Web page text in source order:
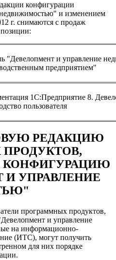
конфигурации
и изменением
г. снимаются с продаж
"Девелопмент и управление
предприятием"
1С:Предприятие 8.
пользователя
РЕДАКЦИЮ
УПРАВЛЕНИЕ
программных продуктов,
и управление
на информационно-
(ИТС), могут получить
для них порядке